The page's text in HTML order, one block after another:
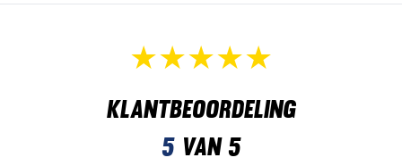
Klantbeoordeling
5van 5